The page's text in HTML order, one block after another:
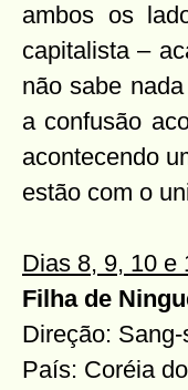
ambos os
capitalista –
não sabe
a confusão
acontecendo
estão com o
Dias 8, 9, 10 e
Filha de
Direção:
País: Coréia